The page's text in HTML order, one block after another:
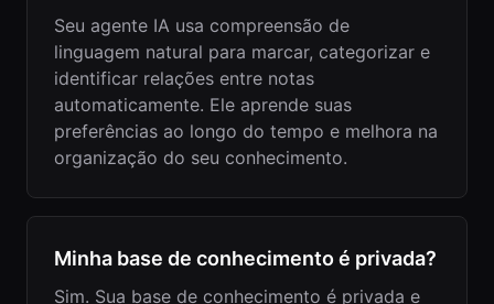
Seu agente IA usa compreensão de
linguagem natural para marcar, categorizar e
identificar relações entre notas
automaticamente. Ele aprende suas
preferências ao longo do tempo e melhora na
organização do seu conhecimento.
Minha base de conhecimento é privada?
Sim. Sua base de conhecimento é privada e